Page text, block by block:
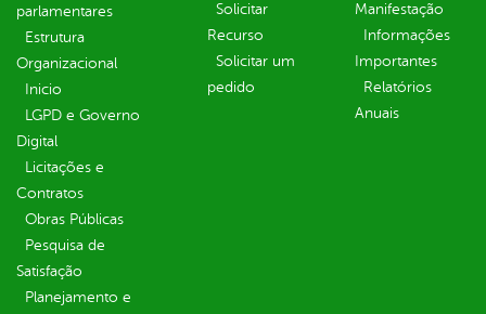
parlamentares
Estrutura
Organizacional
Inicio
LGPD e Governo
Digital
Licitações e
Contratos
Obras Públicas
Pesquisa de
Satisfação
Planejamento e
Solicitar
Recurso
Solicitar um
pedido
Manifestação
Informações
Importantes
Relatórios
Anuais